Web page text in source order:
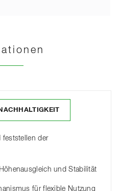
feststellen der
und Stabilität
für flexible Nutzung